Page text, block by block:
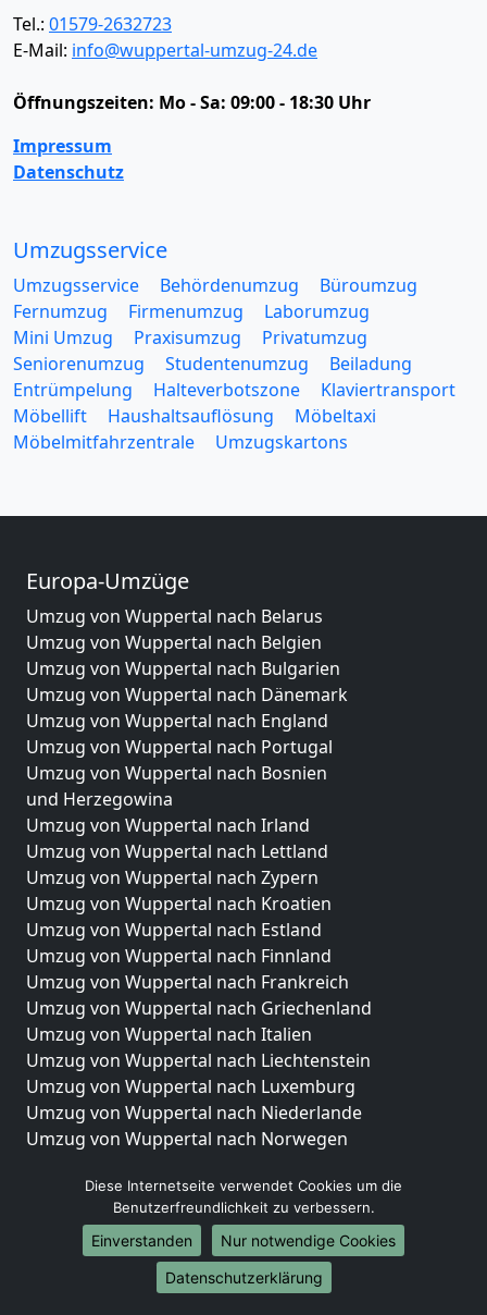
Tel.: 01579-2632723
E-Mail: info@wuppertal-umzug-24.de
Öffnungszeiten: Mo - Sa: 09:00 - 18:30 Uhr
Impressum
Datenschutz
Umzugsservice
Umzugsservice Behördenumzug
Büroumzug
Fernumzug
Firmenumzug
Laborumzug
Mini Umzug
Praxisumzug
Privatumzug
Seniorenumzug
Studentenumzug
Beiladung
Entrümpelung
Halteverbotszone
Klaviertransport
Möbellift
Haushaltsauflösung
Möbeltaxi
Möbelmitfahrzentrale
Umzugskartons
Europa-Umzüge
Umzug von Wuppertal nach Belarus
Umzug von Wuppertal nach Belgien
Umzug von Wuppertal nach Bulgarien
Umzug von Wuppertal nach Dänemark
Umzug von Wuppertal nach England
Umzug von Wuppertal nach Portugal
Umzug von Wuppertal nach Bosnien
und Herzegowina
Umzug von Wuppertal nach Irland
Umzug von Wuppertal nach Lettland
Umzug von Wuppertal nach Zypern
Umzug von Wuppertal nach Kroatien
Umzug von Wuppertal nach Estland
Umzug von Wuppertal nach Finnland
Umzug von Wuppertal nach Frankreich
Umzug von Wuppertal nach Griechenland
Umzug von Wuppertal nach Italien
Umzug von Wuppertal nach Liechtenstein
Umzug von Wuppertal nach Luxemburg
Umzug von Wuppertal nach Niederlande
Umzug von Wuppertal nach Norwegen
Umzüge-Deutschlandweit
Umzug von Wuppertal nach Berlin
Umzug von Wuppertal nach Hamburg
Umzug von Wuppertal nach München
Umzug von Wuppertal nach Köln
Diese Internetseite verwendet Cookies um die
Benutzerfreundlichkeit zu verbessern.
Einverstanden
Nur notwendige Cookies
Datenschutzerklärung